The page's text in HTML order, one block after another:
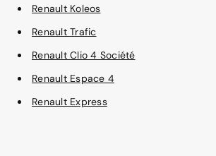
Renault Koleos
Renault Trafic
Renault Clio 4 Société
Renault Espace 4
Renault Express